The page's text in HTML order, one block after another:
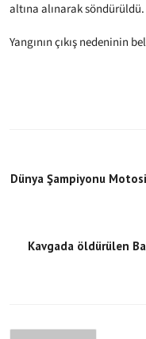
altına alınarak söndürüldü.
Yangının çıkış nedeninin
Dünya Şampiyonu
Kavgada öldürülen